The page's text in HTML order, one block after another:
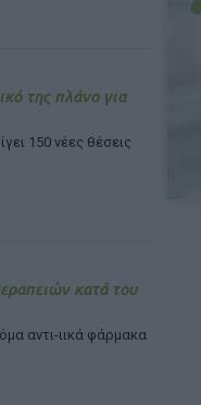
της πλάνο για
150 νέες θέσεις
κατά του
αντι-ιικά φάρμακα